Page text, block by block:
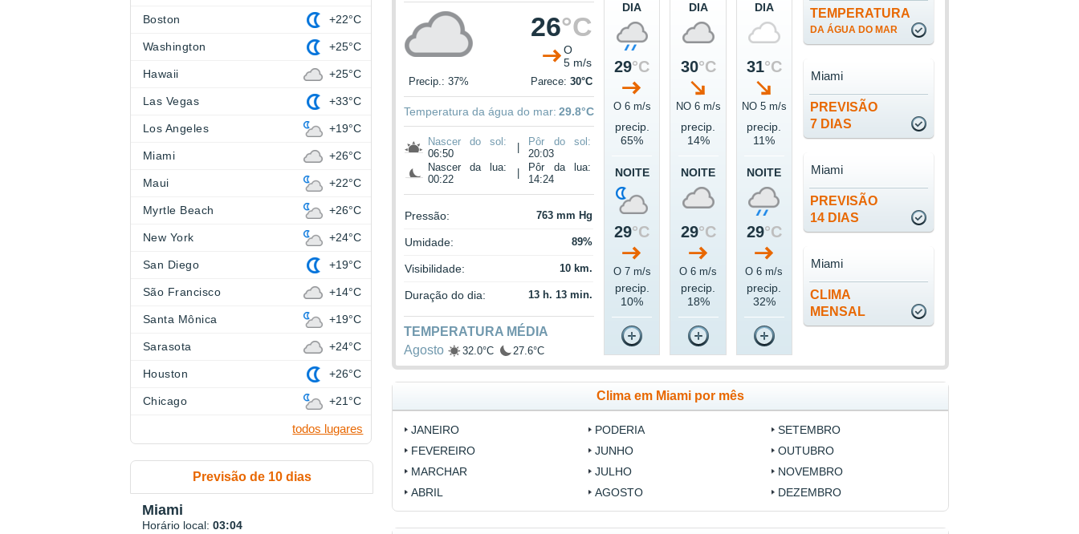
26°C
O
5 m/s
Precip.: 37% Parece:30°C
Temperatura da água do mar: 29.8°C
Nascer do sol:
06:50
Pôr do sol:
20:03
Nascer da lua:
00:22
Pôr da lua:
14:24
Pressão: 763 mm Hg
Umidade: 89%
Visibilidade: 10 km.
Duração do dia: 13 h. 13 min.
TEMPERATURA MÉDIA
Agosto
32.0°C 27.6°C
DIA
29°C
O 6 m/s
precip.
65%
NOITE
29°C
O 7 m/s
precip.
10%
DIA
30°C
NO 6 m/s
precip.
14%
NOITE
29°C
O 6 m/s
precip.
18%
DIA
31°C
NO 5 m/s
precip.
11%
NOITE
29°C
O 6 m/s
precip.
32%
TEMPERATURA
DA ÁGUA DO MAR
PREVISÃO
7 DIAS
Miami
PREVISÃO
14 DIAS
Miami
CLIMA
MENSAL
Miami
Clima em Miami por mês
JANEIRO
FEVEREIRO
MARCHAR
ABRIL
PODERIA
JUNHO
JULHO
AGOSTO
SETEMBRO
OUTUBRO
NOVEMBRO
DEZEMBRO
Boston +22°C
Washington +25°C
Hawaii +25°C
Las Vegas +33°C
Los Angeles +19°C
Miami +26°C
Maui +22°C
Myrtle Beach +26°C
New York +24°C
San Diego +19°C
São Francisco +14°C
Santa Mônica +19°C
Sarasota +24°C
Houston +26°C
Chicago +21°C
todos lugares
Previsão de 10 dias
Miami
Horário local: 03:04